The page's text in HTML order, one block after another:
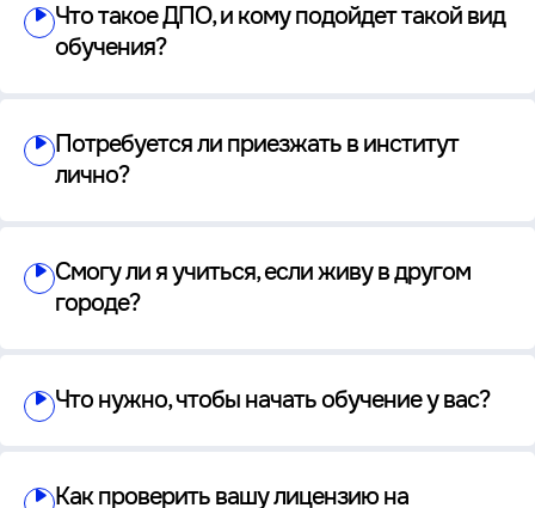
Что такое ДПО, и кому подойдет такой вид
обучения?
Потребуется ли приезжать в институт
лично?
Смогу ли я учиться, если живу в другом
городе?
Что нужно, чтобы начать обучение у вас?
Как проверить вашу лицензию на